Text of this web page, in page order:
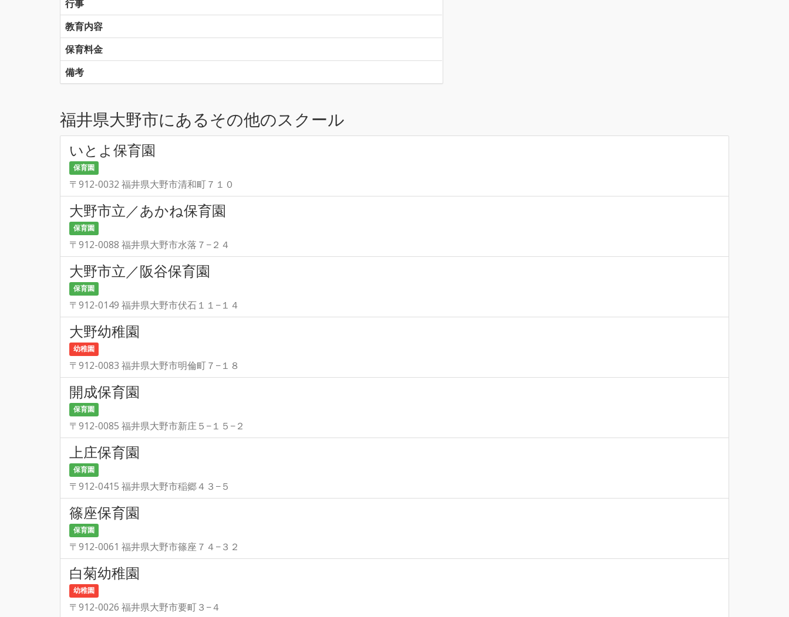
行事
教育内容
保育料金
備考
福井県大野市にあるその他のスクール
いとよ保育園
保育園
〒912-0032 福井県大野市清和町７１０
大野市立／あかね保育園
保育園
〒912-0088 福井県大野市水落７−２４
大野市立／阪谷保育園
保育園
〒912-0149 福井県大野市伏石１１−１４
大野幼稚園
幼稚園
〒912-0083 福井県大野市明倫町７−１８
開成保育園
保育園
〒912-0085 福井県大野市新庄５−１５−２
上庄保育園
保育園
〒912-0415 福井県大野市稲郷４３−５
篠座保育園
保育園
〒912-0061 福井県大野市篠座７４−３２
白菊幼稚園
幼稚園
〒912-0026 福井県大野市要町３−４